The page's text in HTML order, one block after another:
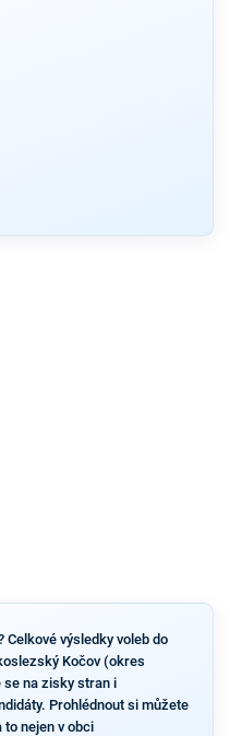
výsledky voleb do
Kočov (okres
se na zisky stran i
Prohlédnout si můžete
to nejen v obci